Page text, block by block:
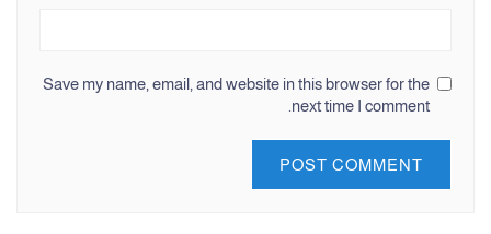
Save my name, email, and website in this browser for the
next time I comment.